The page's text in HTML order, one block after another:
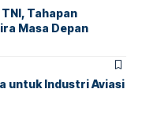
Tahapan
Masa Depan
untuk Industri Aviasi